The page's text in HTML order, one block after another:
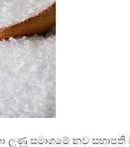
සමාගමේ නව